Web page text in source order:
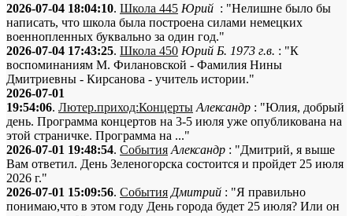
2026-07-04 18:04:10. Школа 445 Юрий : "Нелишне было бы
написать, что школа была построена силами немецких
военнопленных буквально за один год."
2026-07-04 17:43:25. Школа 450 Юрий Б. 1973 г.в. : "К
воспоминаниям М. Филановской - Фамилия Нины
Дмитриевны - Кирсанова - учитель истории."
2026-07-01
19:54:06. Лютер.приход:Концерты Александр : "Юлия, добрый
день. Программа концертов на 3-5 июля уже опубликована на
этой страничке. Программа на ..."
2026-07-01 19:48:54. События Александр : "Дмитрий, я выше
Вам ответил. День Зеленогорска состоится и пройдет 25 июля
2026 г."
2026-07-01 15:09:56. События Дмитрий : "Я правильно
понимаю,что в этом году День города будет 25 июля? Или он